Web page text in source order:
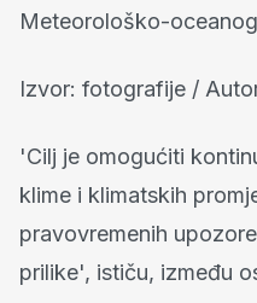
Meteorološko-
Izvor: fotografije /
'Cilj je omogućiti
klime i klimatskih
pravovremenih
prilike', ističu, između